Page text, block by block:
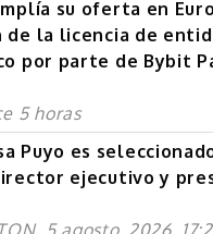
su oferta en
de la licencia de
por parte de Bybit
5 horas
Puyo es
ejecutivo y
5 agosto, 2026,